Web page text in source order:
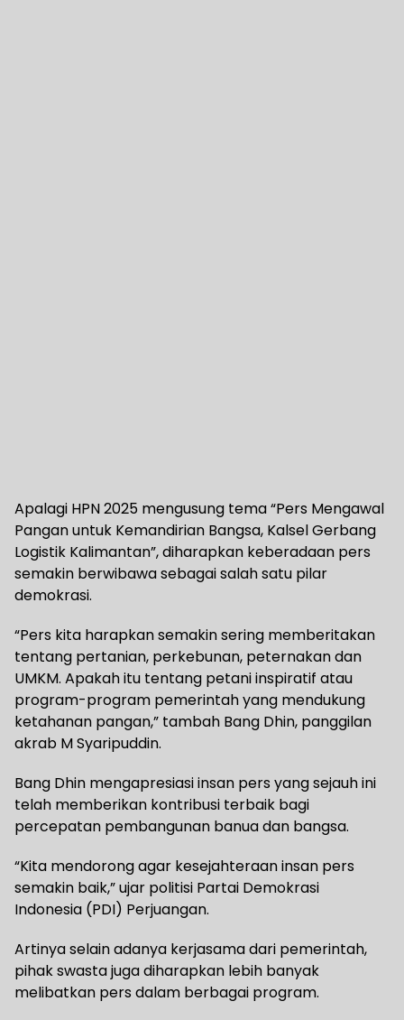
Apalagi HPN 2025 mengusung tema “Pers Mengawal
Pangan untuk Kemandirian Bangsa, Kalsel Gerbang
Logistik Kalimantan”, diharapkan keberadaan pers
semakin berwibawa sebagai salah satu pilar
demokrasi.
“Pers kita harapkan semakin sering memberitakan
tentang pertanian, perkebunan, peternakan dan
UMKM. Apakah itu tentang petani inspiratif atau
program-program pemerintah yang mendukung
ketahanan pangan,” tambah Bang Dhin, panggilan
akrab M Syaripuddin.
Bang Dhin mengapresiasi insan pers yang sejauh ini
telah memberikan kontribusi terbaik bagi
percepatan pembangunan banua dan bangsa.
“Kita mendorong agar kesejahteraan insan pers
semakin baik,” ujar politisi Partai Demokrasi
Indonesia (PDI) Perjuangan.
Artinya selain adanya kerjasama dari pemerintah,
pihak swasta juga diharapkan lebih banyak
melibatkan pers dalam berbagai program.